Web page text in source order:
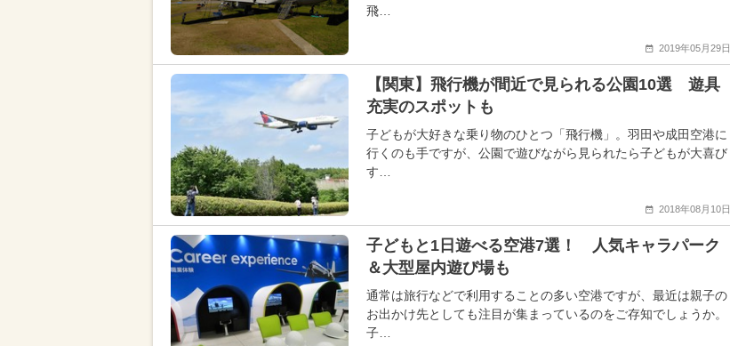
飛…
2019年05月29日
【関東】飛行機が間近で見られる公園10選 遊具
充実のスポットも
子どもが大好きな乗り物のひとつ「飛行機」。羽田や成田空港に
行くのも手ですが、公園で遊びながら見られたら子どもが大喜び
す…
2018年08月10日
子どもと1日遊べる空港7選！ 人気キャラパーク
＆大型屋内遊び場も
通常は旅行などで利用することの多い空港ですが、最近は親子の
お出かけ先としても注目が集まっているのをご存知でしょうか。
子…